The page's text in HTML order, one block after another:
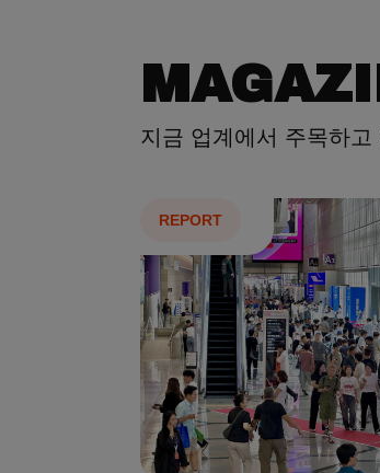
지금 업계에서 주목하
REPORT